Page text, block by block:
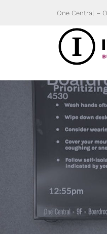
One Central –